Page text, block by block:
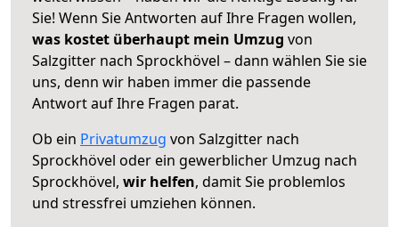
Sie! Wenn Sie Antworten auf Ihre Fragen wollen,
was kostet überhaupt mein Umzug von
Salzgitter nach Sprockhövel – dann wählen Sie sie
uns, denn wir haben immer die passende
Antwort auf Ihre Fragen parat.
Ob ein Privatumzug von Salzgitter nach
Sprockhövel oder ein gewerblicher Umzug nach
Sprockhövel, wir helfen, damit Sie problemlos
und stressfrei umziehen können.